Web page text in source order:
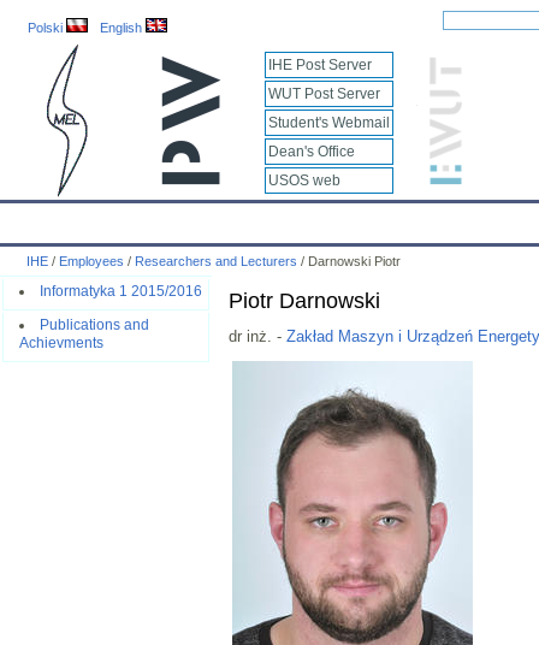
Polski English
IHE Post Server
WUT Post Server
Student's Webmail
Dean's Office
USOS web
IHE / Employees / Researchers and Lecturers / Darnowski Piotr
Informatyka 1 2015/2016
Publications and
Achievments
Piotr Darnowski
dr inż. - Zakład Maszyn i Urządzeń